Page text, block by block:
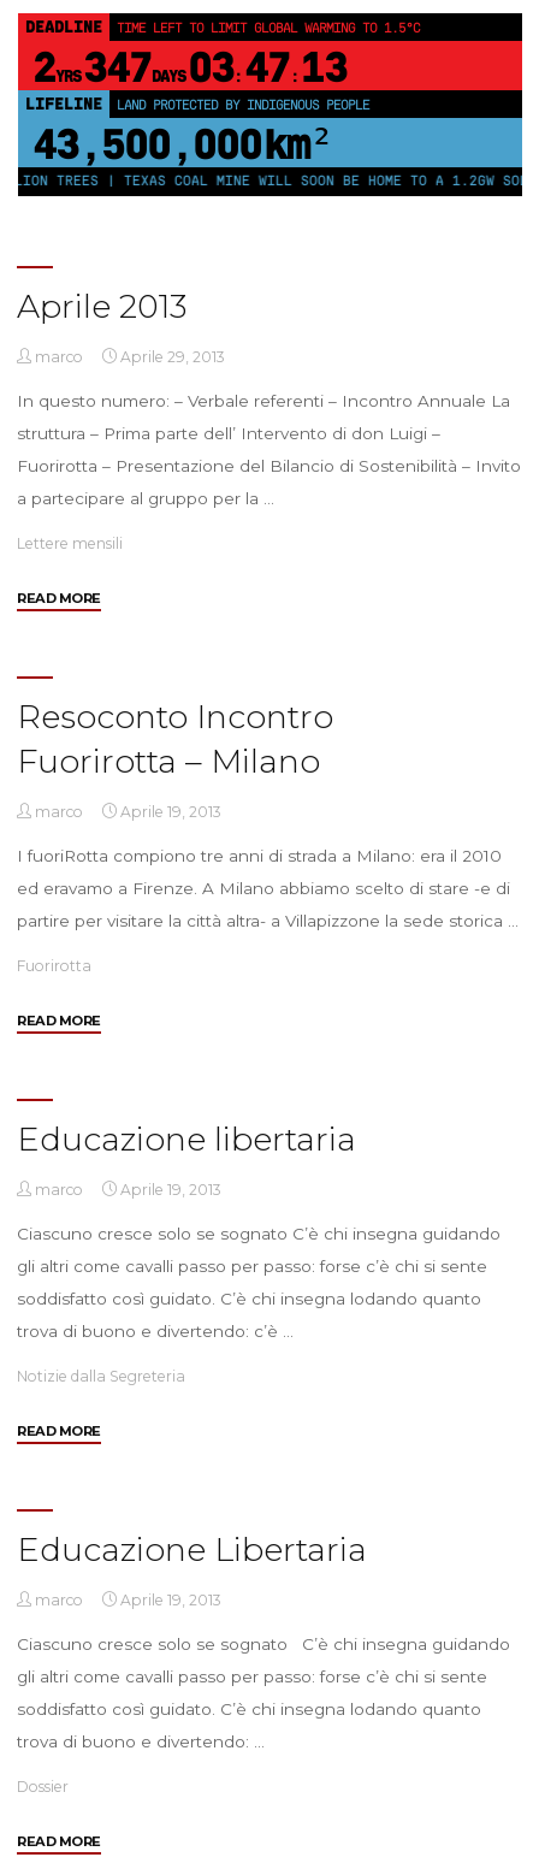
DEADLINE TIME LEFT TO LIMIT GLOBAL WARMING TO 1.5°C
2YRS 347DAYS 03: 47 : 12
LIFELINE LAND PROTECTED BY INDIGENOUS PEOPLE
43,500,000km²
TREES | TEXAS COAL MINE WILL SOON BE HOME TO A 1.2GW SOLAR
Aprile 2013
marco Aprile 29, 2013
In questo numero: – Verbale referenti – Incontro Annuale La
struttura – Prima parte dell’ Intervento di don Luigi –
Fuorirotta – Presentazione del Bilancio di Sostenibilità – Invito
a partecipare al gruppo per la …
Lettere mensili
READ MORE"Aprile
Resoconto Incontro
Fuorirotta – Milano
marco Aprile 19, 2013
I fuoriRotta compiono tre anni di strada a Milano: era il 2010
ed eravamo a Firenze. A Milano abbiamo scelto di stare -e di
partire per visitare la città altra- a Villapizzone la sede storica …
Fuorirotta
READ MORE"Resoconto
Milano"
Educazione libertaria
marco Aprile 19, 2013
Ciascuno cresce solo se sognato C’è chi insegna guidando
gli altri come cavalli passo per passo: forse c’è chi si sente
soddisfatto così guidato. C’è chi insegna lodando quanto
trova di buono e divertendo: c’è …
Notizie dalla Segreteria
READ MORE"Educazione
Educazione Libertaria
marco Aprile 19, 2013
Ciascuno cresce solo se sognato C’è chi insegna guidando
gli altri come cavalli passo per passo: forse c’è chi si sente
soddisfatto così guidato. C’è chi insegna lodando quanto
trova di buono e divertendo: …
Dossier
READ MORE"Educazione